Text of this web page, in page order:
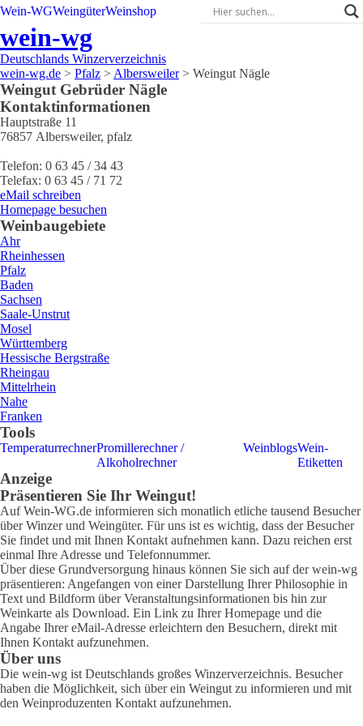
Wein-WGWeingüterWeinshop
wein-wg
Deutschlands Winzerverzeichnis
wein-wg.de > Pfalz > Albersweiler> Weingut Nägle
Weingut Gebrüder Nägle
Kontaktinformationen
Hauptstraße 11
76857 Albersweiler, pfalz
Telefon: 0 63 45 / 34 43
Telefax: 0 63 45 / 71 72
eMail schreiben
Homepage besuchen
Weinbaugebiete
Ahr
Rheinhessen
Pfalz
Baden
Sachsen
Saale-Unstrut
Mosel
Württemberg
Hessische Bergstraße
Rheingau
Mittelrhein
Nahe
Franken
Tools
TemperaturrechnerPromillerechner /
Alkoholrechner
WeinblogsWein-
Etiketten
Anzeige
Präsentieren Sie Ihr Weingut!
Auf Wein-WG.de informieren sich monatlich etliche tausend Besucher
über Winzer und Weingüter. Für uns ist es wichtig, dass der Besucher
Sie findet und mit Ihnen Kontakt aufnehmen kann. Dazu reichen erst
einmal Ihre Adresse und Telefonnummer.
Über diese Grundversorgung hinaus können Sie sich auf der wein-wg
präsentieren: Angefangen von einer Darstellung Ihrer Philosophie in
Text und Bildform über Veranstaltungsinformationen bis hin zur
Weinkarte als Download. Ein Link zu Ihrer Homepage und die
Angabe Ihrer eMail-Adresse erleichtern den Besuchern, direkt mit
Ihnen Kontakt aufzunehmen.
Über uns
Die wein-wg ist Deutschlands großes Winzerverzeichnis. Besucher
haben die Möglichkeit, sich über ein Weingut zu informieren und mit
den Weinproduzenten Kontakt aufzunehmen.